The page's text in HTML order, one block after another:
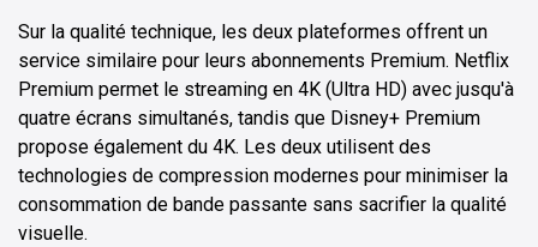
Sur la qualité technique, les deux plateformes offrent un
service similaire pour leurs abonnements Premium. Netflix
Premium permet le streaming en 4K (Ultra HD) avec jusqu'à
quatre écrans simultanés, tandis que Disney+ Premium
propose également du 4K. Les deux utilisent des
technologies de compression modernes pour minimiser la
consommation de bande passante sans sacrifier la qualité
visuelle.